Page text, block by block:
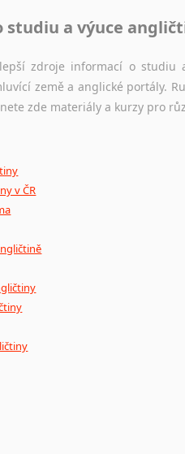
soubor autentických
studiu a výuce
zdroje informací o studiu
země a anglické portály.
zde materiály a kurzy pro
v ČR